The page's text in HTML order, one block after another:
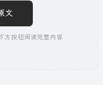
文
方按钮阅读完整内容